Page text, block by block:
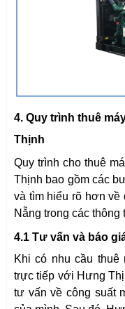
4. Quy trình thuê
Thịnh
Quy trình cho thuê
Thịnh bao gồm các
và tìm hiểu rõ hơn về
Nẵng trong các
4.1 Tư vấn và báo
Khi có nhu cầu thuê
trực tiếp với Hưng
tư vấn về công suất